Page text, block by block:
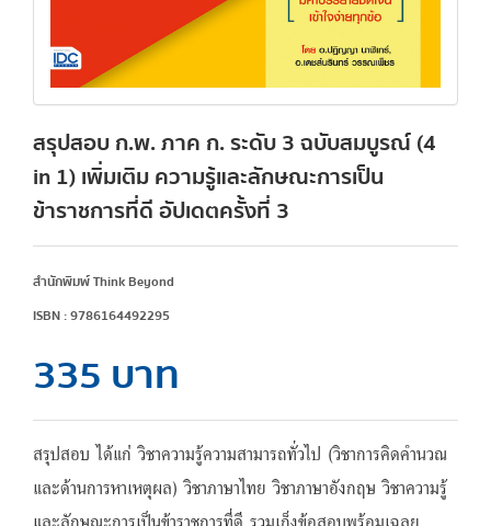
สรุปสอบ ก.พ. ภาค ก. ระดับ 3 ฉบับสมบูรณ์ (4
in 1) เพิ่มเติม ความรู้และลักษณะการเป็น
ข้าราชการที่ดี อัปเดตครั้งที่ 3
สำนักพิมพ์ Think Beyond
ISBN : 9786164492295
335 บาท
สรุปสอบ ได้แก่ วิชาความรู้ความสามารถทั่วไป (วิชาการคิดคำนวณ
และด้านการหาเหตุผล) วิชาภาษาไทย วิชาภาษาอังกฤษ วิชาความรู้